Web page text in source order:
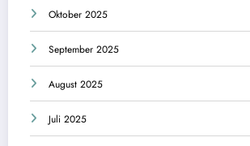
Oktober 2025
September 2025
August 2025
Juli 2025